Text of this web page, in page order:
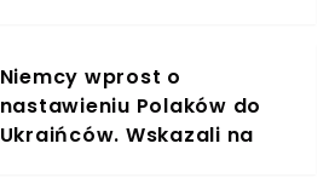
Niemcy wprost o
nastawieniu Polaków do
Ukraińców. Wskazali na